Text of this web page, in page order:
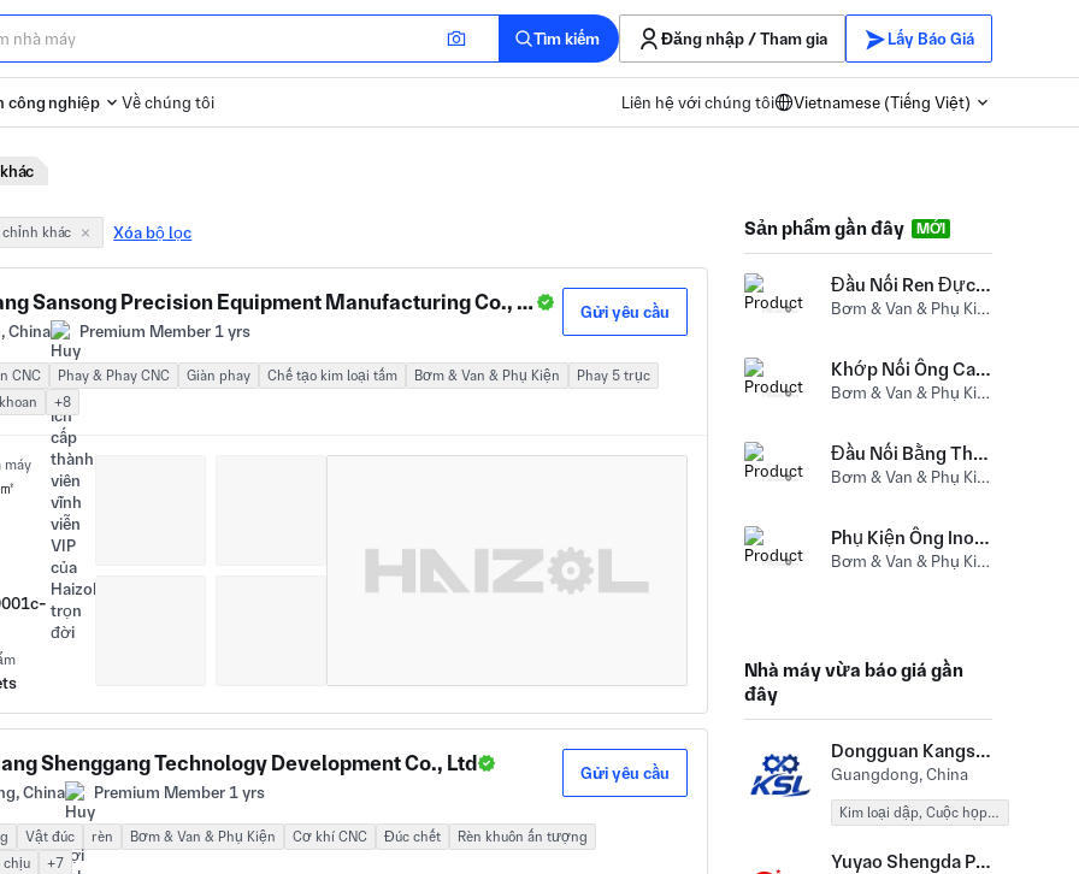
Tìm kiếm Đăng nhập / Tham gia Lấy Báo Giá
công nghiệp Về chúng tôi Liên hệ với chúng tôi Vietnamese (Tiếng Việt)
chỉnh khác Xóa bộ lọc
Anyang Sansong Precision Equipment Manufacturing Co., LTD
China Premium Member 1 yrs
Gửi yêu cầu
CNC Phay & Phay CNC Giàn phay Chế tạo kim loại tấm Bơm & Van & Phụ Kiện
Phay 5 trục
+8
máy
Shenggang Technology Development Co., Ltd
China Premium Member 1 yrs
Gửi yêu cầu
Vật đúc rèn Bơm & Van & Phụ Kiện Cơ khí CNC Đúc chết
Rèn khuôn ấn tượng
chịu
+7
Sản phẩm gần đây MỚI
Đầu Nối Ren Đực Lục Giác Bằng Đồng Thau
Bơm & Van & Phụ Kiện (Khớp nối ống) Đồng
Khớp Nối Ống Cao Áp Inox
Bơm & Van & Phụ Kiện (Khớp nối ống) Thép không gỉ
Đầu Nối Bằng Thép Không Gỉ Với Ống Cách Nhiệt Màu Xanh Lá Cây
Bơm & Van & Phụ Kiện (Khớp nối ống) Thép không gỉ
Phụ Kiện Ống Inox Với Ống Cách Nhiệt Màu Xanh Lá Cây
Bơm & Van & Phụ Kiện (Khớp nối ống) Thép không gỉ
Nhà máy vừa báo giá gần
đây
Dongguan Kangsile Precision Technology Co., LTD
Guangdong, China
Kim loại dập, Cuộc họp, Tạo hình kim loại dạng bột
Yuyao Shengda Powder Metallurgy Co., LTD